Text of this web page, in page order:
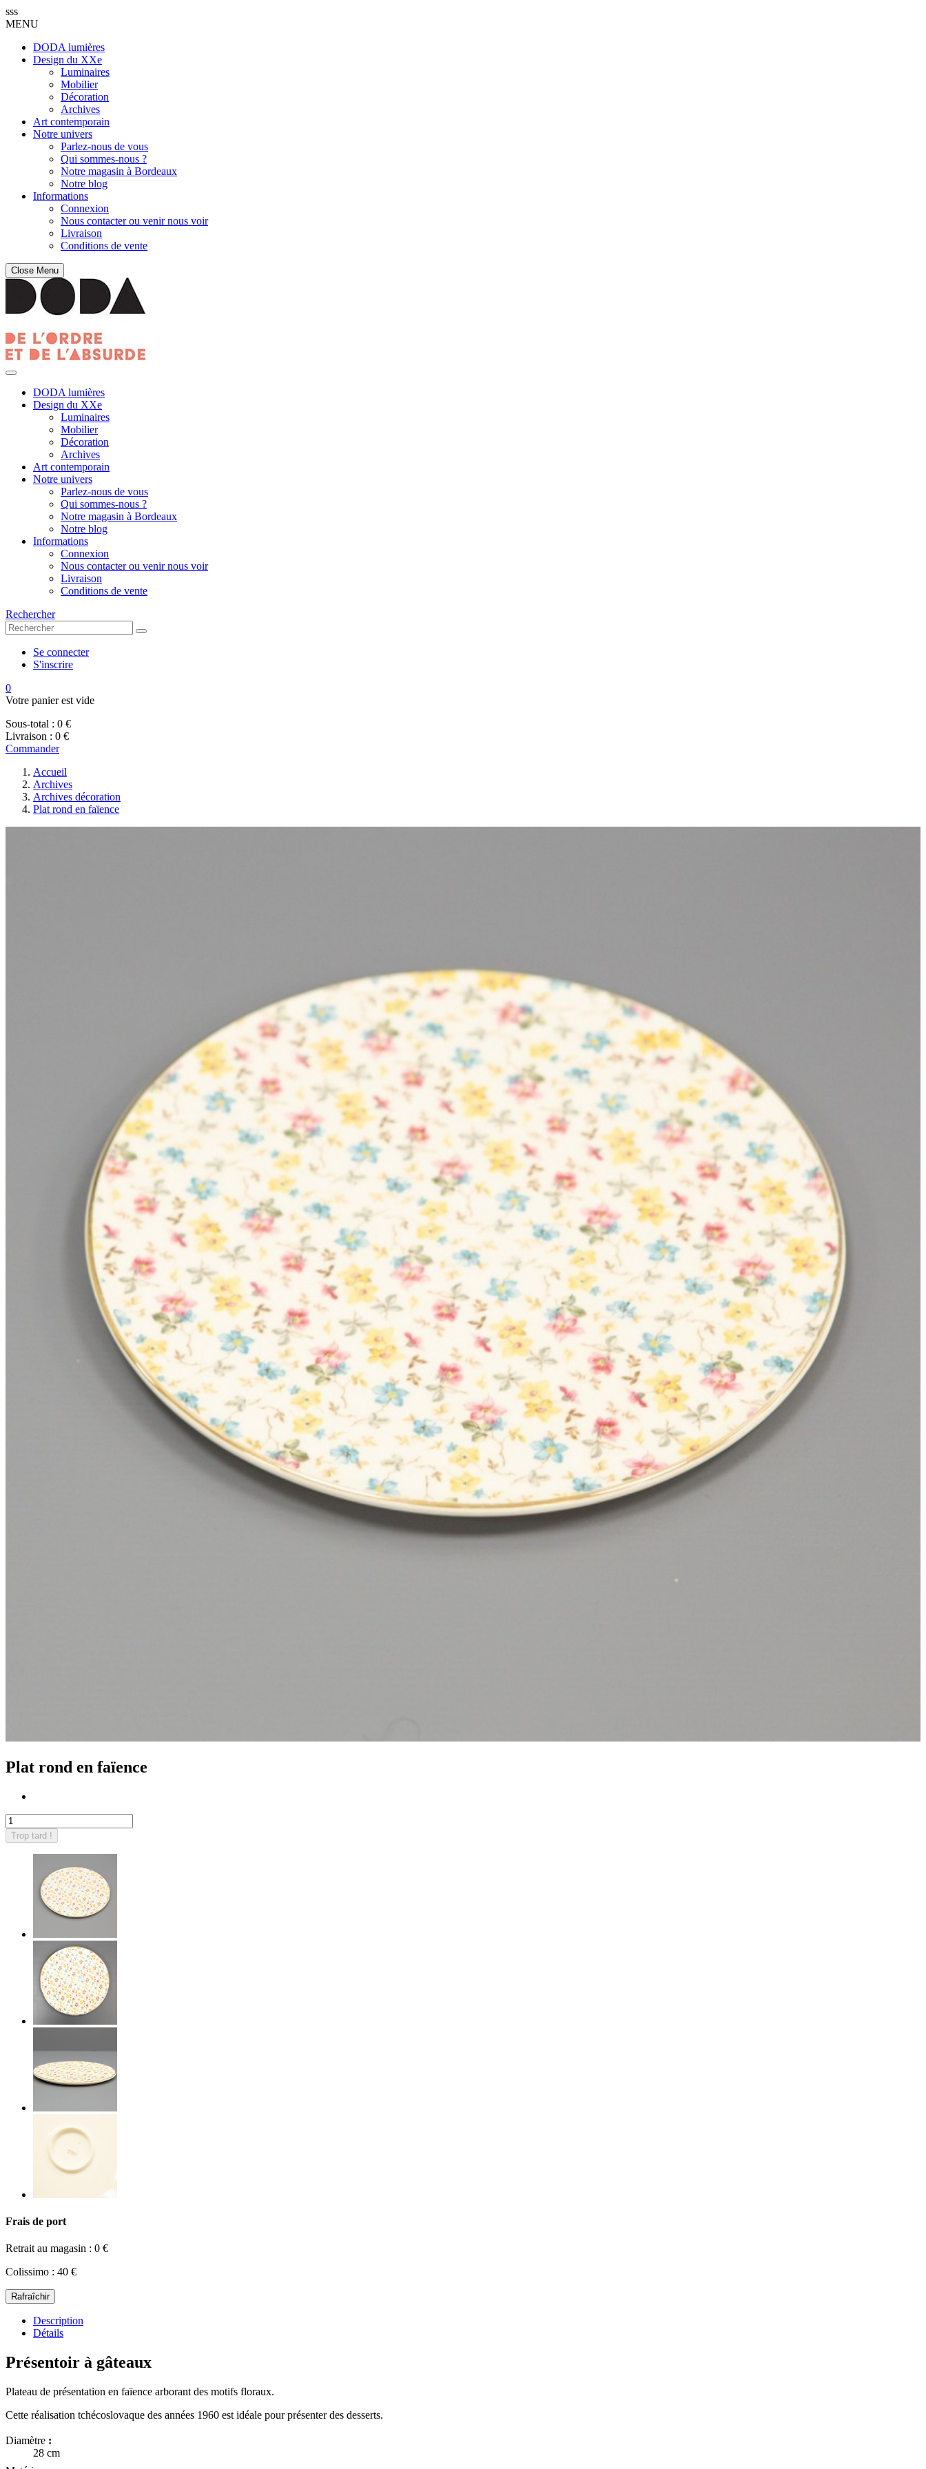
sss
MENU
DODA lumières
Design du XXe
Luminaires
Mobilier
Décoration
Archives
Art contemporain
Notre univers
Parlez-nous de vous
Qui sommes-nous ?
Notre magasin à Bordeaux
Notre blog
Informations
Connexion
Nous contacter ou venir nous voir
Livraison
Conditions de vente
Close Menu
DODA lumières
Design du XXe
Luminaires
Mobilier
Décoration
Archives
Art contemporain
Notre univers
Parlez-nous de vous
Qui sommes-nous ?
Notre magasin à Bordeaux
Notre blog
Informations
Connexion
Nous contacter ou venir nous voir
Livraison
Conditions de vente
Rechercher
Se connecter
S'inscrire
0
Votre panier est vide
Sous-total : 0 €
Livraison : 0 €
Commander
Accueil
Archives
Archives décoration
Plat rond en faïence
Plat rond en faïence
Trop tard !
Frais de port
Retrait au magasin : 0 €
Colissimo : 40 €
Description
Détails
Présentoir à gâteaux
Plateau de présentation en faïence arborant des motifs floraux.
Cette réalisation tchécoslovaque des années 1960 est idéale pour présenter des desserts.
Diamètre :
28 cm